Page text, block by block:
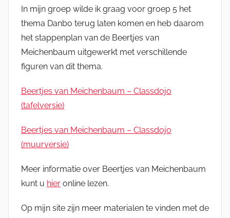
In mijn groep wilde ik graag voor groep 5 het
thema Danbo terug laten komen en heb daarom
het stappenplan van de Beertjes van
Meichenbaum uitgewerkt met verschillende
figuren van dit thema.
Beertjes van Meichenbaum – Classdojo
(tafelversie)
Beertjes van Meichenbaum – Classdojo
(muurversie)
Meer informatie over Beertjes van Meichenbaum
kunt u hier online lezen.
Op mijn site zijn meer materialen te vinden met de